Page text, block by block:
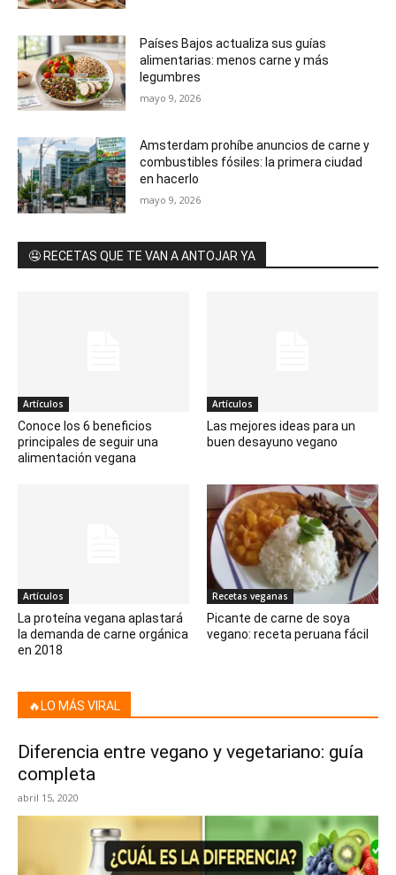
Países Bajos actualiza sus guías
alimentarias: menos carne y más
legumbres
mayo 9, 2026
Amsterdam prohíbe anuncios de carne y
combustibles fósiles: la primera ciudad
en hacerlo
mayo 9, 2026
🤤 RECETAS QUE TE VAN A ANTOJAR YA
Artículos
Conoce los 6 beneficios
principales de seguir una
alimentación vegana
Artículos
Las mejores ideas para un
buen desayuno vegano
Artículos
La proteína vegana aplastará
la demanda de carne orgánica
en 2018
Recetas veganas
Picante de carne de soya
vegano: receta peruana fácil
🔥LO MÁS VIRAL
Diferencia entre vegano y vegetariano: guía
completa
abril 15, 2020